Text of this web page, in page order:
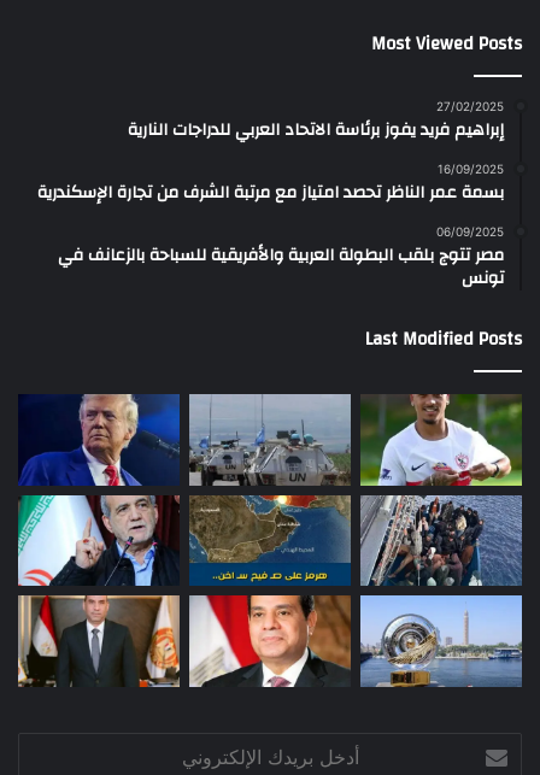
Most Viewed Posts
27/02/2025
إبراهيم فريد يفوز برئاسة الاتحاد العربي للدراجات النارية
16/09/2025
بسمة عمر الناظر تحصد امتياز مع مرتبة الشرف من تجارة الإسكندرية
06/09/2025
مصر تتوج بلقب البطولة العربية والأفريقية للسباحة بالزعانف في
تونس
Last Modified Posts
بريدك